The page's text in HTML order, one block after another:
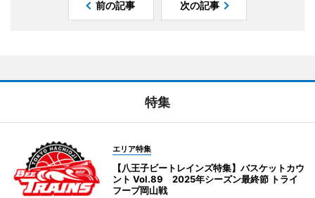
前の記事 次の記事
特集
エリア特集
【八王子ビートレインズ特集】バスケットカウ
ント Vol.89 2025年シーズン最終節 トライ
フープ岡山戦